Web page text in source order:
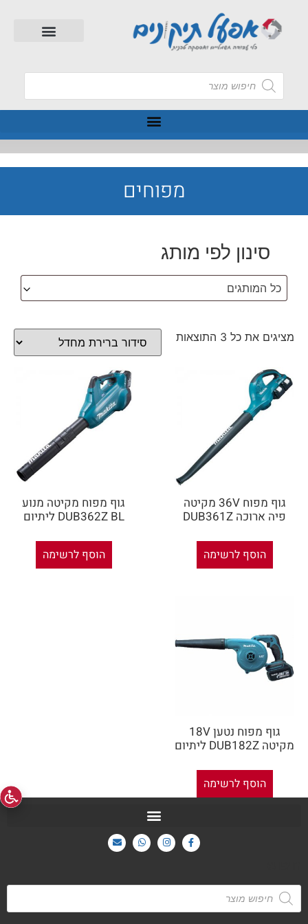
מפוחים
סינון לפי מותג
כל המותגים
מציגים את כל ⁦3⁩ התוצאות
גוף מפוח 36V מקיטה
פיה ארוכה DUB361Z
הוסף לרשימה
גוף מפוח מקיטה מנוע
DUB362Z BL ליתיום
הוסף לרשימה
גוף מפוח נטען 18V
מקיטה DUB182Z ליתיום
הוסף לרשימה